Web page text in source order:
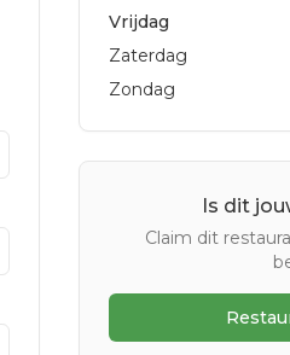
Vrijdag
Zaterdag
Zondag
Is dit
Claim dit